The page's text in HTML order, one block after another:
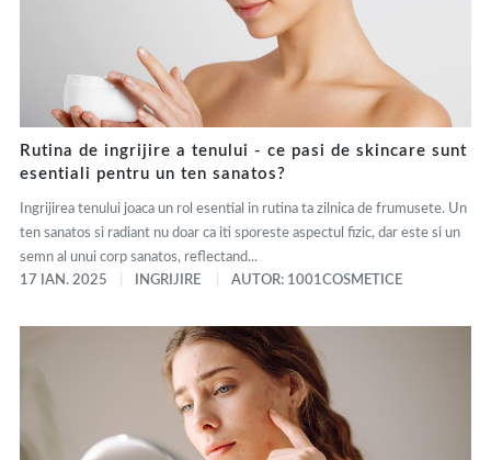
Rutina de ingrijire a tenului - ce pasi de skincare sunt
esentiali pentru un ten sanatos?
Ingrijirea tenului joaca un rol esential in rutina ta zilnica de frumusete. Un
ten sanatos si radiant nu doar ca iti sporeste aspectul fizic, dar este si un
semn al unui corp sanatos, reflectand...
17 IAN. 2025
INGRIJIRE AUTOR: 1001COSMETICE